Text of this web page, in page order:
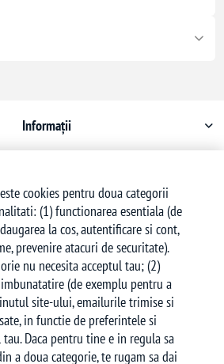
Informații
Serviciu clienți
Urmăriți-ne
cookies pentru doua categorii
(1) functionarea esentiala (de
la cos, autentificare si cont,
prevenire atacuri de securitate).
nu necesita acceptul tau; (2)
(de exemplu pentru a
site-ului, emailurile trimise si
in functie de preferintele si
Daca pentru tine e in regula sa
a doua categorie, te rugam sa dai